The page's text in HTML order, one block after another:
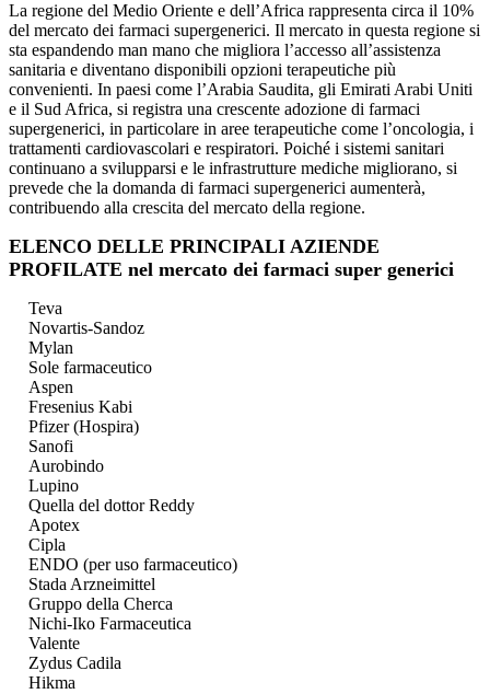
La regione del Medio Oriente e dell’Africa rappresenta circa il 10%
del mercato dei farmaci supergenerici. Il mercato in questa regione si
sta espandendo man mano che migliora l’accesso all’assistenza
sanitaria e diventano disponibili opzioni terapeutiche più
convenienti. In paesi come l’Arabia Saudita, gli Emirati Arabi Uniti
e il Sud Africa, si registra una crescente adozione di farmaci
supergenerici, in particolare in aree terapeutiche come l’oncologia, i
trattamenti cardiovascolari e respiratori. Poiché i sistemi sanitari
continuano a svilupparsi e le infrastrutture mediche migliorano, si
prevede che la domanda di farmaci supergenerici aumenterà,
contribuendo alla crescita del mercato della regione.
ELENCO DELLE PRINCIPALI AZIENDE
PROFILATE nel mercato dei farmaci super generici
Teva
Novartis-Sandoz
Mylan
Sole farmaceutico
Aspen
Fresenius Kabi
Pfizer (Hospira)
Sanofi
Aurobindo
Lupino
Quella del dottor Reddy
Apotex
Cipla
ENDO (per uso farmaceutico)
Stada Arzneimittel
Gruppo della Cherca
Nichi-Iko Farmaceutica
Valente
Zydus Cadila
Hikma